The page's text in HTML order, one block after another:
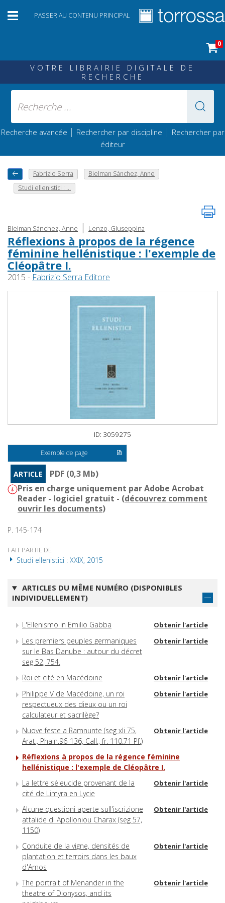
PASSER AU CONTENU PRINCIPAL
0
VOTRE LIBRAIRIE DIGITALE DE
RECHERCHE
Recherche avancée | Rechercher par discipline | Rechercher par
éditeur
Fabrizio Serra
Bielman Sánchez, Anne
Studi ellenistici : ...
Bielman Sánchez, Anne | Lenzo, Giuseppina
Réflexions à propos de la régence
féminine hellénistique : l'exemple de
Cléopâtre I.
2015 - Fabrizio Serra Editore
ID: 3059275
Exemple de page
ARTICLE
PDF (0,3 Mb)
Pris en charge uniquement par Adobe Acrobat
Reader - logiciel gratuit - (découvrez comment
ouvrir les documents)
P. 145-174
FAIT PARTIE DE
Studi ellenistici : XXIX, 2015
ARTICLES DU MÊME NUMÉRO (DISPONIBLES
INDIVIDUELLEMENT)
L'Ellenismo in Emilio Gabba Obtenir l'article
Les premiers peuples germaniques
sur le Bas Danube : autour du décret
seg 52, 754.
Obtenir l'article
Roi et cité en Macédoine Obtenir l'article
Philippe V de Macédoine, un roi
respectueux des dieux ou un roi
calculateur et sacrilège?
Obtenir l'article
Nuove feste a Ramnunte (seg xli 75,
Arat., Phain.96-136, Call., fr. 110.71 Pf.)
Obtenir l'article
Réflexions à propos de la régence féminine
hellénistique : l'exemple de Cléopâtre I.
La lettre séleucide provenant de la
cité de Limyra en Lycie
Obtenir l'article
Alcune questioni aperte sull'iscrizione
attalide di Apolloniou Charax (seg 57,
1150)
Obtenir l'article
Conduite de la vigne, densités de
plantation et terroirs dans les baux
d'Amos
Obtenir l'article
The portrait of Menander in the
theatre of Dionysos, and its
Obtenir l'article